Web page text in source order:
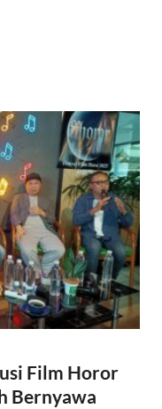
Film Horor
Bernyawa